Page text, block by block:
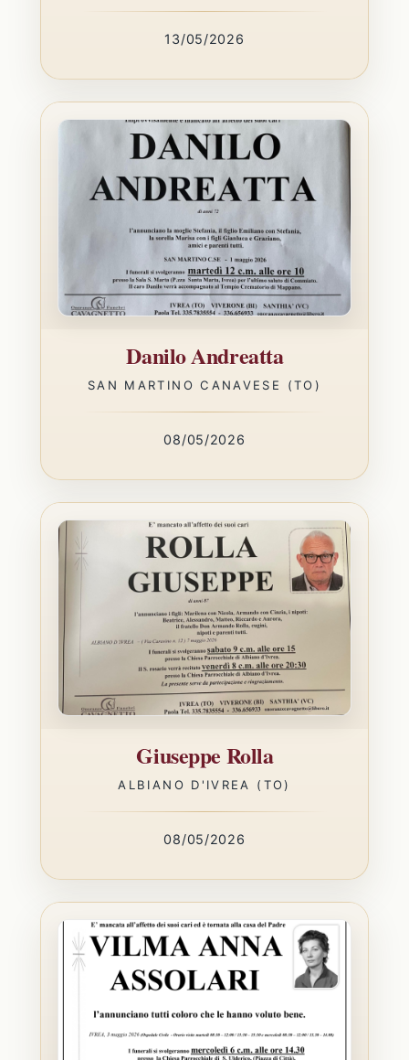
13/05/2026
Danilo Andreatta
SAN MARTINO CANAVESE (TO)
08/05/2026
Giuseppe Rolla
ALBIANO D'IVREA (TO)
08/05/2026